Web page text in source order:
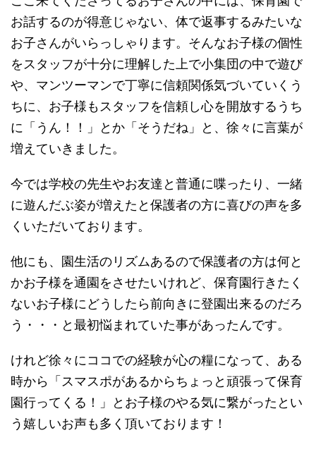
お話するのが得意じゃない、体で返事するみたいな
お子さんがいらっしゃります。そんなお子様の個性
をスタッフが十分に理解した上で小集団の中で遊び
や、マンツーマンで丁寧に信頼関係気づいていくう
ちに、お子様もスタッフを信頼し心を開放するうち
に「うん！！」とか「そうだね」と、徐々に言葉が
増えていきました。
今では学校の先生やお友達と普通に喋ったり、一緒
に遊んだぶ姿が増えたと保護者の方に喜びの声を多
くいただいております。
他にも、園生活のリズムあるので保護者の方は何と
かお子様を通園をさせたいけれど、保育園行きたく
ないお子様にどうしたら前向きに登園出来るのだろ
う・・・と最初悩まれていた事があったんです。
けれど徐々にココでの経験が心の糧になって、ある
時から「スマスポがあるからちょっと頑張って保育
園行ってくる！」とお子様のやる気に繋がったとい
う嬉しいお声も多く頂いております！